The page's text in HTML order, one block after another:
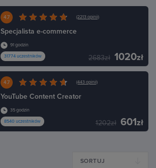
4.7 (2213 opinii)
Specjalista e-commerce
91 godzin
31774 uczestników
2683zł 1020zł
4.7 (443 opinii)
YouTube Content Creator
35 godzin
8540 uczestników
1202zł 601zł
SORTUJ